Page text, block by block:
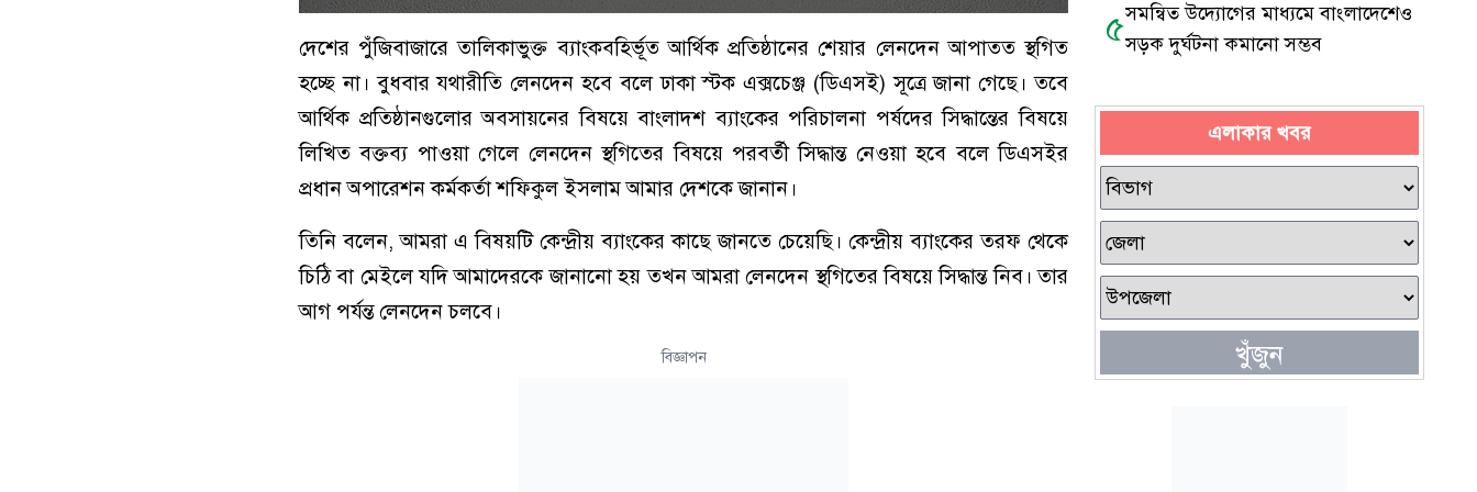
দেশের পুঁজিবাজারে তালিকাভুক্ত ব্যাংকবহির্ভূত আর্থিক প্রতিষ্ঠানের শেয়ার লেনদেন আপাতত স্থগিত
হচ্ছে না। বুধবার যথারীতি লেনদেন হবে বলে ঢাকা স্টক এক্সচেঞ্জ (ডিএসই) সূত্রে জানা গেছে। তবে
আর্থিক প্রতিষ্ঠানগুলোর অবসায়নের বিষয়ে বাংলাদশ ব্যাংকের পরিচালনা পর্ষদের সিদ্ধান্তের বিষয়ে
লিখিত বক্তব্য পাওয়া গেলে লেনদেন স্থগিতের বিষয়ে পরবর্তী সিদ্ধান্ত নেওয়া হবে বলে ডিএসইর
প্রধান অপারেশন কর্মকর্তা শফিকুল ইসলাম আমার দেশকে জানান।
তিনি বলেন, আমরা এ বিষয়টি কেন্দ্রীয় ব্যাংকের কাছে জানতে চেয়েছি। কেন্দ্রীয় ব্যাংকের তরফ থেকে
চিঠি বা মেইলে যদি আমাদেরকে জানানো হয় তখন আমরা লেনদেন স্থগিতের বিষয়ে সিদ্ধান্ত নিব। তার
আগ পর্যন্ত লেনদেন চলবে।
বিজ্ঞাপন
৫সমন্বিত উদ্যোগের মাধ্যমে বাংলাদেশেও
সড়ক দুর্ঘটনা কমানো সম্ভব
এলাকার খবর
খুঁজুন